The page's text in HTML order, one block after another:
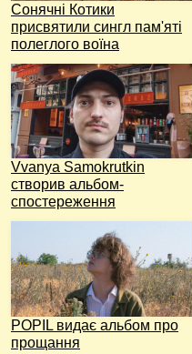
Сонячні Котики
присвятили сингл пам'яті
полеглого воїна
Vvanya Samokrutkin
створив альбом-
спостереження
POPIL видає альбом про
прощання